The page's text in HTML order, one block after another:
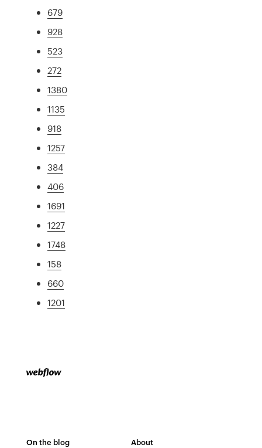
679
928
523
272
1380
1135
918
1257
384
406
1691
1227
1748
158
660
1201
On the blog About